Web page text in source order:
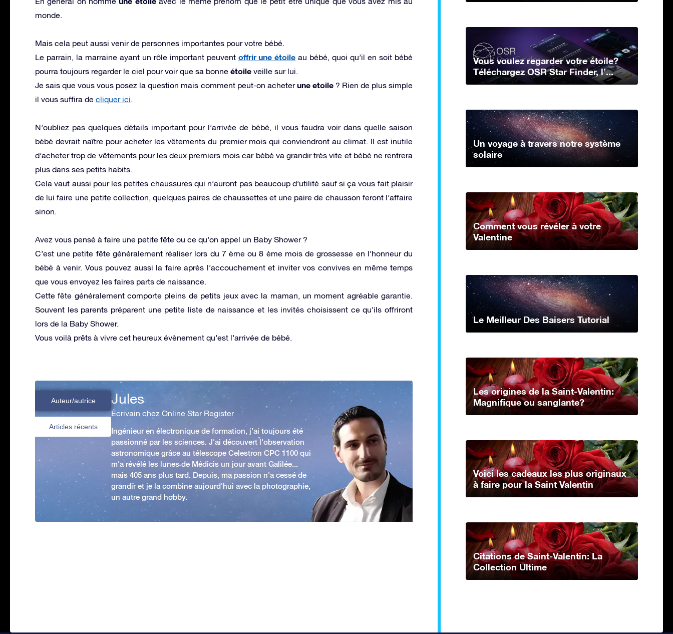
monde.
Mais cela peut aussi venir de personnes importantes pour votre bébé.
Le parrain, la marraine ayant un rôle important peuvent offrir une étoile au bébé, quoi qu’il en soit bébé
pourra toujours regarder le ciel pour voir que sa bonne étoile veille sur lui.
Je sais que vous vous posez la question mais comment peut-on acheterune etoile ? Rien de plus simple
il vous suffira de cliquer ici.
N’oubliez pas quelques détails important pour l’arrivée de bébé, il vous faudra voir dans quelle saison
bébé devrait naître pour acheter les vêtements du premier mois qui conviendront au climat. Il est inutile
d’acheter trop de vêtements pour les deux premiers mois car bébé va grandir très vite et bébé ne rentrera
plus dans ses petits habits.
Cela vaut aussi pour les petites chaussures qui n’auront pas beaucoup d’utilité sauf si ça vous fait plaisir
de lui faire une petite collection, quelques paires de chaussettes et une paire de chausson feront l’affaire
sinon.
Avez vous pensé à faire une petite fête ou ce qu’on appel un Baby Shower ?
C’est une petite fête généralement réaliser lors du 7 ème ou 8 ème mois de grossesse en l’honneur du
bébé à venir. Vous pouvez aussi la faire après l’accouchement et inviter vos convives en même temps
que vous envoyez les faires parts de naissance.
Cette fête généralement comporte pleins de petits jeux avec la maman, un moment agréable garantie.
Souvent les parents préparent une petite liste de naissance et les invités choisissent ce qu’ils offriront
lors de la Baby Shower.
Vous voilà prêts à vivre cet heureux évènement qu’est l’arrivée de bébé.
Auteur/autrice
Articles récents
Jules
Écrivain chez Online Star Register
Ingénieur en électronique de formation, j’ai toujours été
passionné par les sciences. J'ai découvert l'observation
astronomique grâce au télescope Celestron CPC 1100 qui
m'a révélé les lunes de Médicis un jour avant Galilée...
mais 405 ans plus tard. Depuis, ma passion n'a cessé de
grandir et je la combine aujourd'hui avec la photographie,
un autre grand hobby.
Vous voulez regarder votre étoile?
Téléchargez OSR Star Finder, l’...
Un voyage à travers notre système
solaire
Comment vous révéler à votre
Valentine
Le Meilleur Des Baisers Tutorial
Les origines de la Saint-Valentin:
Magnifique ou sanglante?
Voici les cadeaux les plus originaux
à faire pour la Saint Valentin
Citations de Saint-Valentin: La
Collection Ultime